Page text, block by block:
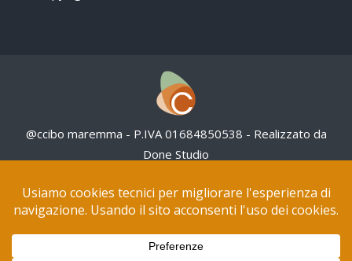
@ccibo maremma - P.IVA 01684850538 - Realizzato da
Done Studio
Tutte le opere in questo sito web sono distribuite con
Licenza Creative Commons Attribuzione – Non
commerciale 4.0 Internazionale.